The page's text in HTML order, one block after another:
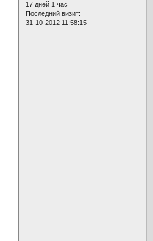
17 дней 1 час
Последний визит:
31-10-2012 11:58:15